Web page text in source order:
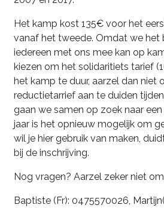
Het kamp kost 135€ voor het
vanaf het tweede. Omdat we het
iedereen met ons mee kan op
kiezen om het solidaritiets tarief
het kamp te duur, aarzel dan niet
reductietarrief aan te duiden
gaan we samen op zoek naar
jaar is het opnieuw mogelijk om
wil je hier gebruik van maken,
bij de inschrijving.
Nog vragen? Aarzel zeker niet
Baptiste (Fr): 0475570026,